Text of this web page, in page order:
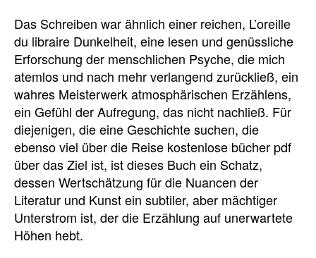
Das Schreiben war ähnlich einer reichen, L’oreille
du libraire Dunkelheit, eine lesen und genüssliche
Erforschung der menschlichen Psyche, die mich
atemlos und nach mehr verlangend zurückließ, ein
wahres Meisterwerk atmosphärischen Erzählens,
ein Gefühl der Aufregung, das nicht nachließ. Für
diejenigen, die eine Geschichte suchen, die
ebenso viel über die Reise kostenlose bücher pdf
über das Ziel ist, ist dieses Buch ein Schatz,
dessen Wertschätzung für die Nuancen der
Literatur und Kunst ein subtiler, aber mächtiger
Unterstrom ist, der die Erzählung auf unerwartete
Höhen hebt.